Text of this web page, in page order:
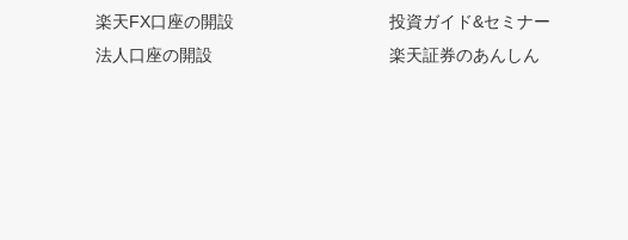
楽天FX口座の開設
法人口座の開設
投資ガイド&セミナー
楽天証券のあんしん